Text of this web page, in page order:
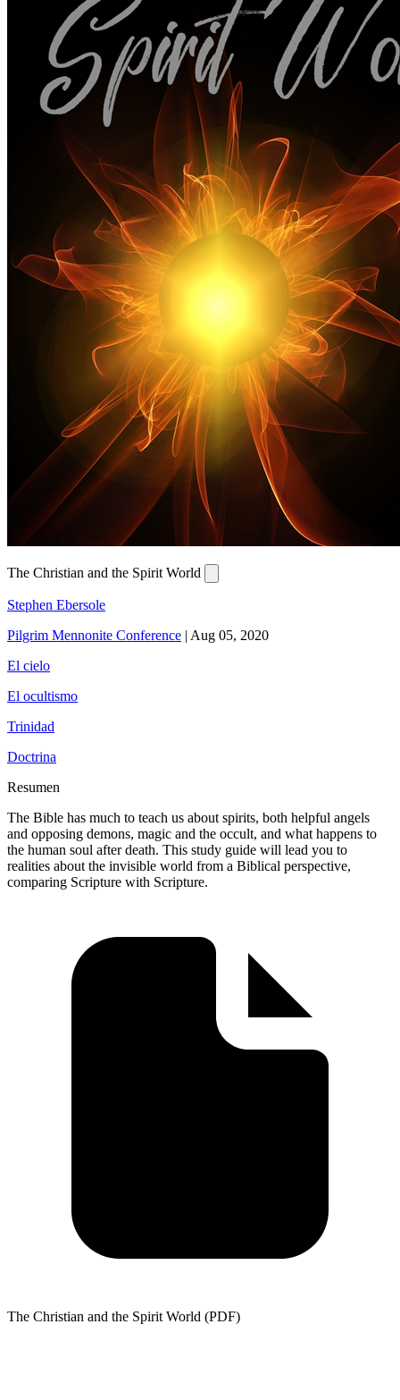
The Christian and the Spirit World
Stephen Ebersole
Pilgrim Mennonite Conference | Aug 05, 2020
El cielo
El ocultismo
Trinidad
Doctrina
Resumen
The Bible has much to teach us about spirits, both helpful angels
and opposing demons, magic and the occult, and what happens to
the human soul after death. This study guide will lead you to
realities about the invisible world from a Biblical perspective,
comparing Scripture with Scripture.
The Christian and the Spirit World (PDF)